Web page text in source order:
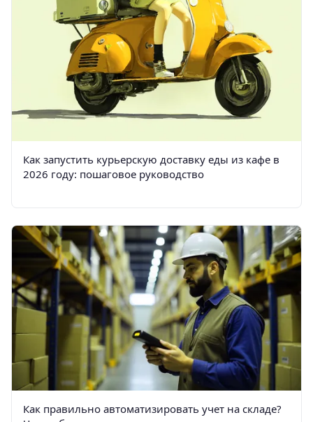
Как запустить курьерскую доставку еды из кафе в
2026 году: пошаговое руководство
Как правильно автоматизировать учет на складе?